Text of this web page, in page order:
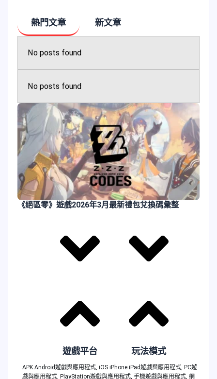
熱門文章 新文章
No posts found
No posts found
《絕區零》遊戲2026年3月最新禮包兌換碼彙整
遊戲平台 玩法模式
APK Android遊戲與應用程式,iOS iPhone iPad遊戲與應用程式, PC遊
戲與應用程式, PlayStation遊戲與應用程式,手機遊戲與應用程式,網